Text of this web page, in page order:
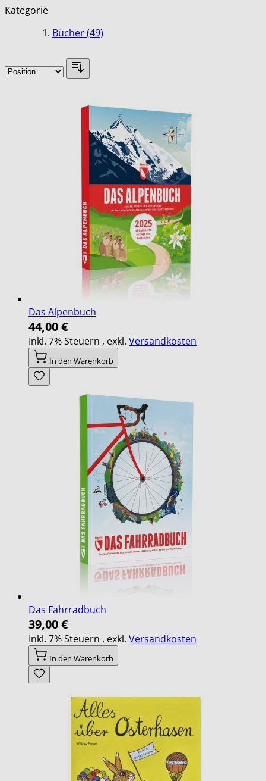
Kategorie
Bücher(49)
Das Alpenbuch
44,00 €
Inkl. 7% Steuern , exkl. Versandkosten
In den Warenkorb
Das Fahrradbuch
39,00 €
Inkl. 7% Steuern , exkl. Versandkosten
In den Warenkorb